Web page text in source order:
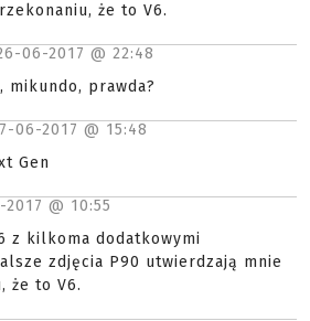
że to V6.
06-2017 @ 22:48
mikundo, prawda?
06-2017 @ 15:48
Gen
@ 10:55
z kilkoma dodatkowymi
zdjęcia P90 utwierdzają mnie
że to V6.